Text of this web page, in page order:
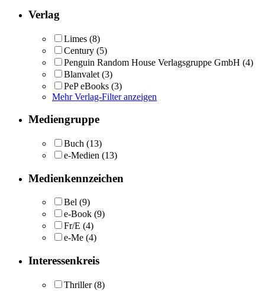
Verlag
Limes (8)
Century (5)
Penguin Random House Verlagsgruppe GmbH (4)
Blanvalet (3)
PeP eBooks (3)
Mehr Verlag-Filter anzeigen
Mediengruppe
Buch (13)
e-Medien (13)
Medienkennzeichen
Bel (9)
e-Book (9)
Fr/E (4)
e-Me (4)
Interessenkreis
Thriller (8)